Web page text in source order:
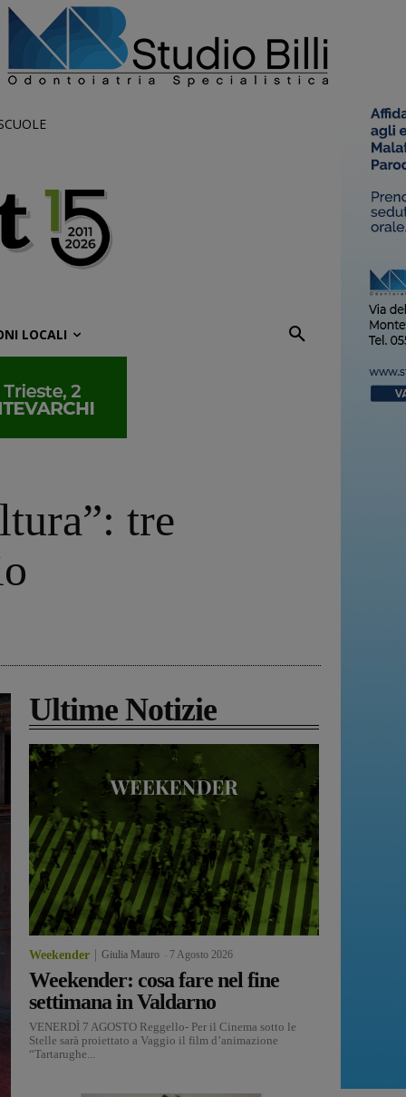
LOCALI
tre
Ultime Notizie
Weekender Giulia Mauro 7 Agosto 2026
Weekender: cosa fare nel fine
settimana in Valdarno
VENERDÌ 7 AGOSTO Reggello- Per il Cinema sotto le
Stelle sarà proiettato a Vaggio il film d’animazione
“Tartarughe...